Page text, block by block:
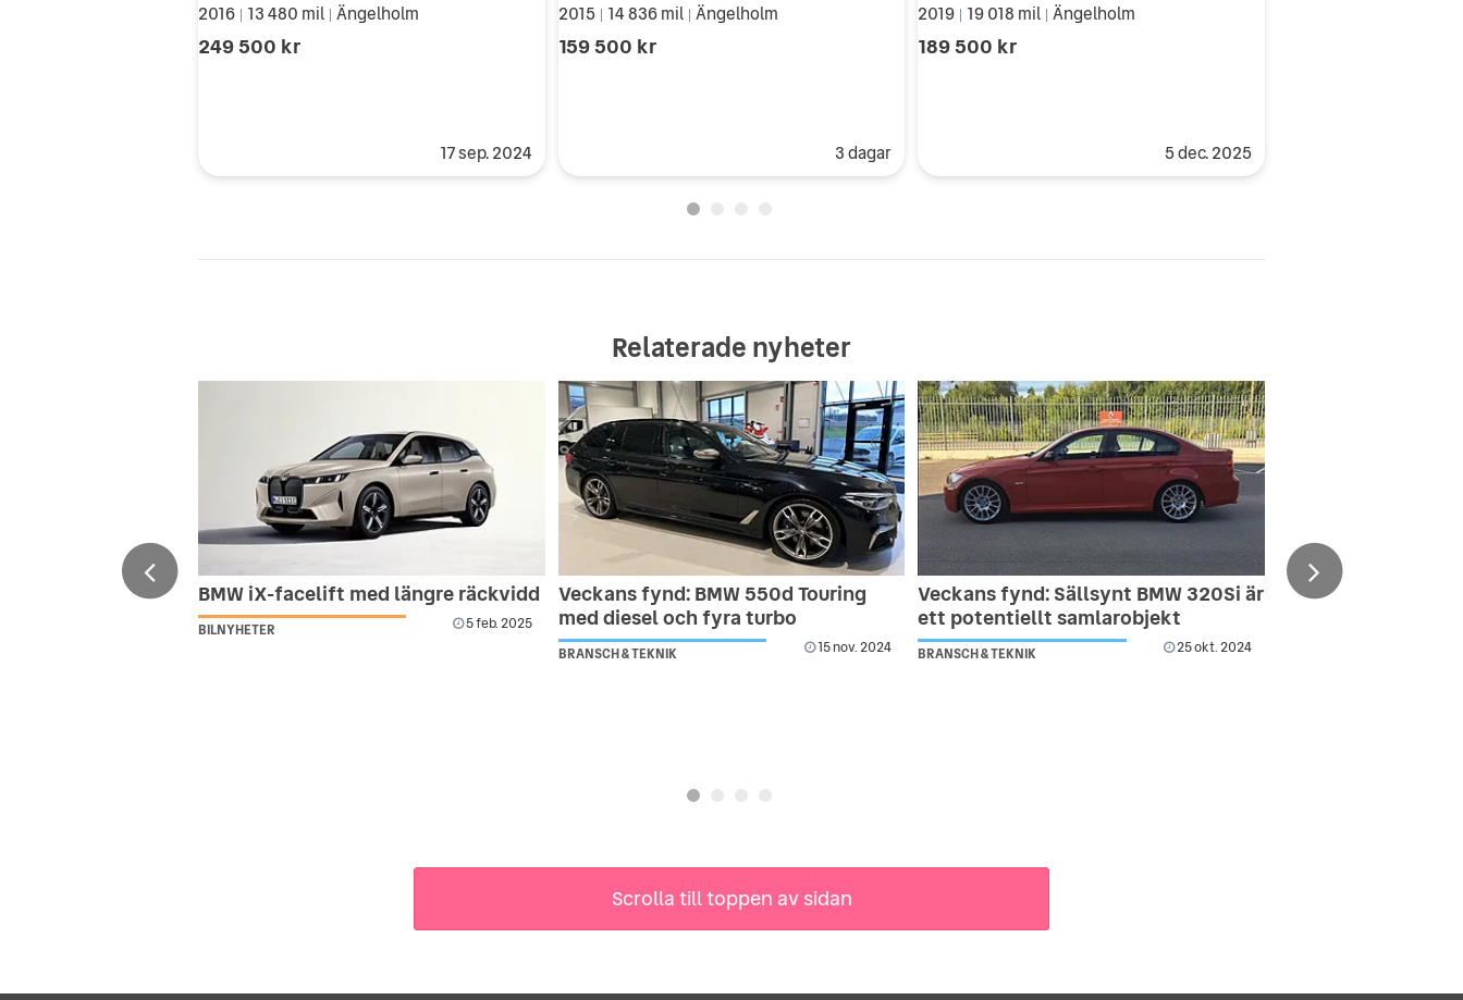
2016 13 480 mil Ängelholm
249 500 kr
17 sep. 2024
2015 | 14 836 mil | Ängelholm
159 500 kr
3 dagar
2019 19 018 mil Ängelholm
189 500 kr
5 dec. 2025
Relaterade nyheter
BMW iX-facelift med längre räckvidd
BILNYHETER 5 feb. 2025
Veckans fynd: BMW 550d Touring
med diesel och fyra turbo
BRANSCH & TEKNIK 15 nov. 2024
Veckans fynd: Sällsynt BMW 320Si är
ett potentiellt samlarobjekt
BRANSCH & TEKNIK 25 okt. 2024
Scrolla till toppen av sidan